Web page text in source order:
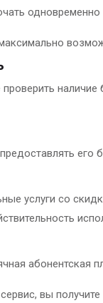
одновременно
его
услуги со
абонентская
вы